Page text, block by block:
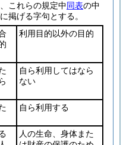
これらの規定中同表の中
掲げる字句とする。
利用目的以外の目的
自ら利用してはなら
ない
自ら利用する
人の生命、身体また